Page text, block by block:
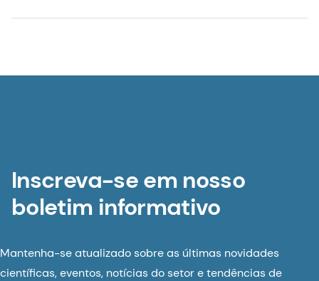
Inscreva-se em nosso
boletim informativo
Mantenha-se atualizado sobre as últimas novidades
científicas, eventos, notícias do setor e tendências de